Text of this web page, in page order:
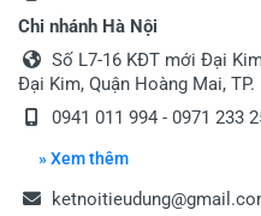
Chi nhánh Hà Nội
Số L7-16 KĐT mới Đại
Đại Kim, Quận Hoàng Mai,
0941 011 994 - 0971 233
» Xem thêm